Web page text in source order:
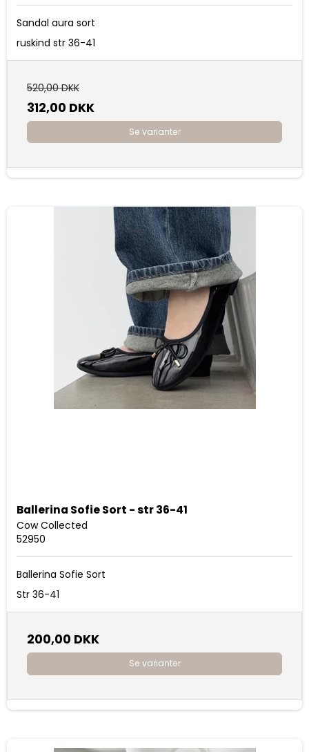
Sandal aura sort
ruskind str 36-41
520,00 DKK
312,00 DKK
Se varianter
Ballerina Sofie Sort - str 36-41
Cow Collected
52950
Ballerina Sofie Sort
Str 36-41
200,00 DKK
Se varianter